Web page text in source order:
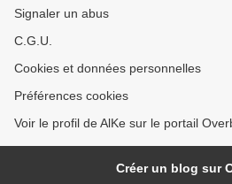
Signaler un abus
C.G.U.
Cookies et données personnelles
Préférences cookies
Voir le profil de AlKe sur le portail
Créer un blog sur